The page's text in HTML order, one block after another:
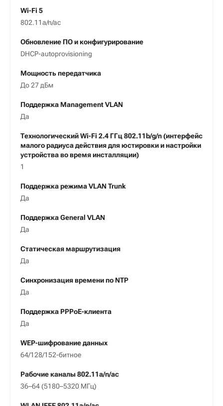
Wi-Fi 5
802.11a/n/ac
Обновление ПО и конфигурирование
DHCP-autoprovisioning
Мощность передатчика
До 27 дБм
Поддержка Management VLAN
Да
Технологический Wi-Fi 2.4 ГГц 802.11b/g/n (интерфейс
малого радиуса действия для юстировки и настройки
устройства во время инсталляции)
1
Поддержка режима VLAN Trunk
Да
Поддержка General VLAN
Да
Статическая маршрутизация
Да
Синхронизация времени по NTP
Да
Поддержка PPPoE-клиента
Да
WEP-шифрование данных
64/128/152-битное
Рабочие каналы 802.11a/n/ac
36–64 (5180–5320 МГц)